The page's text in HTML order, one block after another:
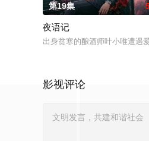
第19集
夜语记
出身贫寒的酿酒师叶小唯遭遇
影视评论